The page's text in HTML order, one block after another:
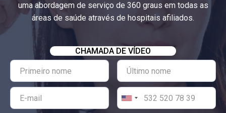
uma abordagem de serviço de 360 ​​graus em todas as
áreas de saúde através de hospitais afiliados.
CHAMADA DE VÍDEO